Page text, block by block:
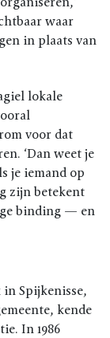
waar
in plaats van
lokale
voor dat
‘Dan weet je
je iemand op
zijn betekent
binding — en
Spijkenisse,
kende
In 1986